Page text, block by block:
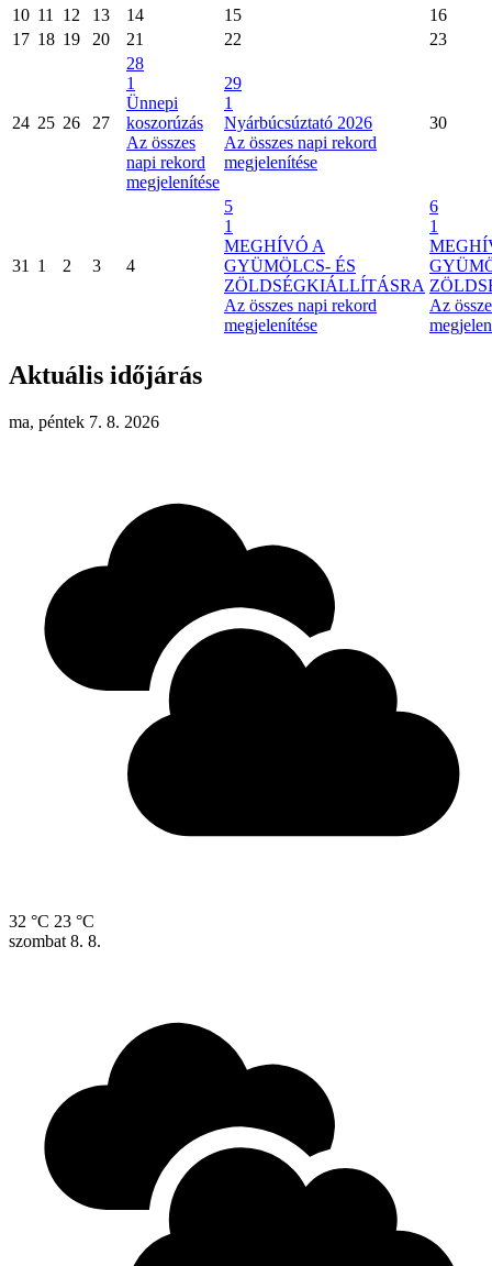
10 11 12 13 14 15
16
17 18 19 20 21 22 23
24 25 26 27
28
1
Ünnepi
koszorúzás
Az összes
napi rekord
megjelenítése
29
1
Nyárbúcsúztató 2026
Az összes napi rekord
megjelenítése
30
31 1 2 3 4
5
1
MEGHÍVÓ A
GYÜMÖLCS- ÉS
ZÖLDSÉGKIÁLLÍTÁSRA
Az összes napi rekord
megjelenítése
6
1
Az
Aktuális időjárás
ma, péntek 7. 8. 2026
32 °C 23 °C
szombat 8. 8.